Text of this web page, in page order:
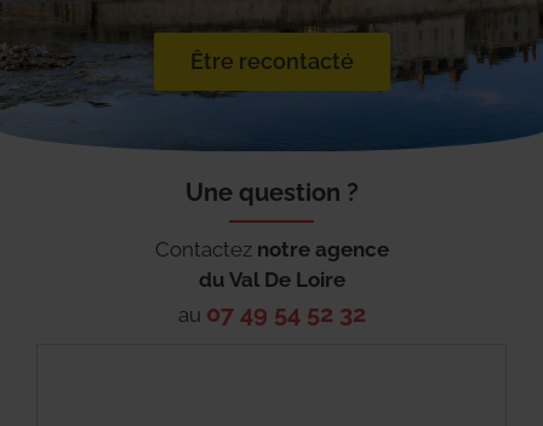
Être recontacté
Une question ?
Contactez notre agence
du Val De Loire
au 07 49 54 52 32